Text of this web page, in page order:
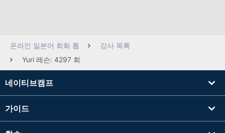
온라인 일본어 회화 톱
강사 목록
Yuri 레슨: 4297 회
네이티브캠프
가이드